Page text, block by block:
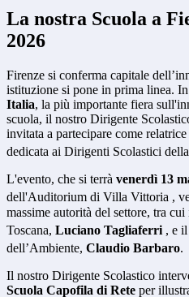
La nostra Scuola a
2026
Firenze si conferma capitale
istituzione si pone in prima linea.
Italia, la più importante fiera
scuola, il nostro Dirigente
invitata a partecipare come relatrice
dedicata ai Dirigenti Scolastici
L'evento, che si terrà venerdì 13
dell'Auditorium di Villa Vittoria ,
massime autorità del settore, tra
Toscana, Luciano Tagliaferri , e
dell’Ambiente, Claudio Barbaro.
Il nostro Dirigente Scolastico
Scuola Capofila di Rete per